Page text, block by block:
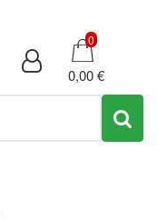
Καλάθι
0
0,00 €